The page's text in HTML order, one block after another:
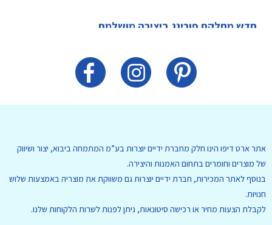
חדש מבחר ג'לי פלייט GELLI PLATE במחירי היכרות
אתר ארט דיפו הינו חלק מחברת ידיים יוצרות בע”מ המתמחה ביבוא, יצור ושיווק
של מוצרים וחומרים בתחום האמנות והיצירה.
בנוסף לאתר המכירות, חברת ידיים יוצרות גם משווקת את מוצריה באמצעות שלוש
חנויות.
לקבלת הצעות מחיר או רכישה סיטונאות, ניתן לפנות לשרות הלקוחות שלנו.